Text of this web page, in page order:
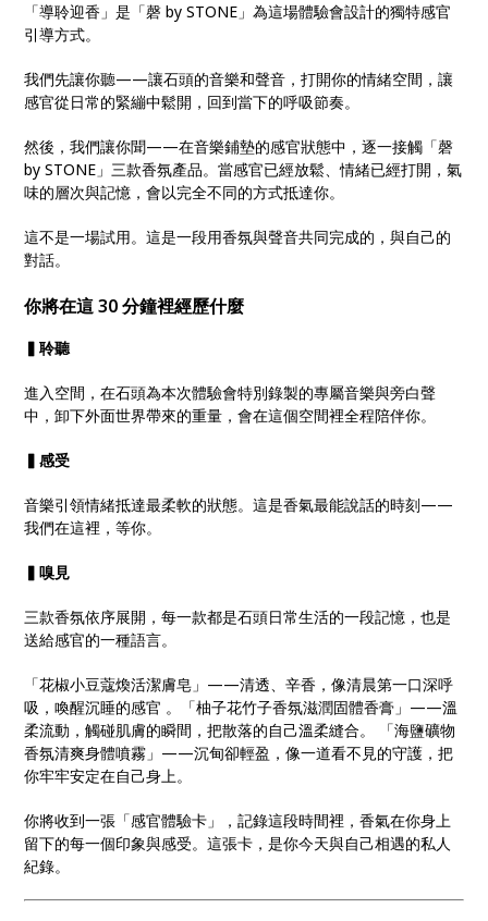
「導聆迎香」是「磬 by STONE」為這場體驗會設計的獨特感官
引導方式。
我們先讓你聽——讓石頭的音樂和聲音，打開你的情緒空間，讓
感官從日常的緊繃中鬆開，回到當下的呼吸節奏。
然後，我們讓你聞——在音樂鋪墊的感官狀態中，逐一接觸「磬
by STONE」三款香氛產品。當感官已經放鬆、情緒已經打開，氣
味的層次與記憶，會以完全不同的方式抵達你。
這不是一場試用。這是一段用香氛與聲音共同完成的，與自己的
對話。
你將在這 30 分鐘裡經歷什麼
▍聆聽
進入空間，在石頭為本次體驗會特別錄製的專屬音樂與旁白聲
中，卸下外面世界帶來的重量，會在這個空間裡全程陪伴你。
▍感受
音樂引領情緒抵達最柔軟的狀態。這是香氣最能說話的時刻——
我們在這裡，等你。
▍嗅見
三款香氛依序展開，每一款都是石頭日常生活的一段記憶，也是
送給感官的一種語言。
「花椒小豆蔻煥活潔膚皂」——清透、辛香，像清晨第一口深呼
吸，喚醒沉睡的感官 。「柚子花竹子香氛滋潤固體香膏」——溫
柔流動，觸碰肌膚的瞬間，把散落的自己溫柔縫合。 「海鹽礦物
香氛清爽身體噴霧」——沉甸卻輕盈，像一道看不見的守護，把
你牢牢安定在自己身上。
你將收到一張「感官體驗卡」，記錄這段時間裡，香氣在你身上
留下的每一個印象與感受。這張卡，是你今天與自己相遇的私人
紀錄。